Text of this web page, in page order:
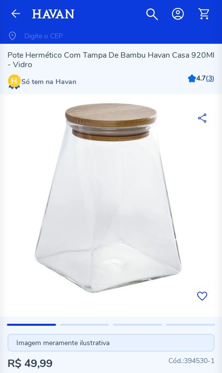
Pote Hermético Com Tampa De Bambu Havan Casa 920Ml
- Vidro
Só tem na Havan 4.7(3)
Imagem meramente ilustrativa
394530-1
R$ 49,99